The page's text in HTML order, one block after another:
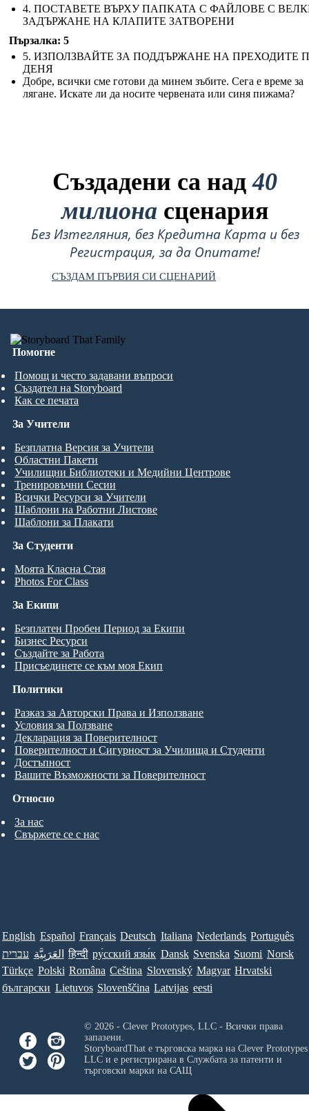
4. ПОСТАВЕТЕ ВЪРХУ ПАПКАТА С ФАЙЛОВЕ С
ЗАДЪРЖАНЕ НА КЛАПИТЕ ЗАТВОРЕНИ
Пързалка: 5
5. ИЗПОЛЗВАЙТЕ ЗА ПОДДЪРЖАНЕ НА ПРЕХОДИТЕ
ДЕНЯ
Добре, всички сме готови да минем зъбите. Сега е време за
лягане. Искате ли да носите червената или синя пижама?
Създадени са над40
милиона сценария
Без Изтегляния, без Кредитна Карта и без
Регистрация, за да Опитате!
СЪЗДАМ ПЪРВИЯ СИ СЦЕНАРИЙ
Помогне
Помощ и често задавани въпроси
Създател на Storyboard
Как се печата
За Студенти
Моята Класна Стая
Photos For Class
За Учители
Безплатна Версия за Учители
Областни Пакети
Училищни Библиотеки и Медийни Центрове
Тренировъчни Сесии
Всички Ресурси за Учители
Шаблони на Работни Листове
Шаблони за Плакати
За Екипи
Безплатен Пробен Период за Екипи
Бизнес Ресурси
Създайте за Работа
Присъединете се към моя Екип
Относно
За нас
Свържете се с нас
Политики
Разказ за Авторски Права и Използване
Условия за Ползване
Декларация за Поверителност
Поверителност и Сигурност за Училища и Студенти
Достъпност
Вашите Възможности за Поверителност
English Español Français Deutsch Italiana Nederlands Português
עברית العَرَبِيَّة हिन्दी ру́сский язы́к Dansk Svenska Suomi Norsk
Türkçe Polski Româna Ceština Slovenský Magyar Hrvatski
български Lietuvos Slovenščina Latvijas eesti
© 2026 - Clever Prototypes, LLC - Всички права
запазени.
StoryboardThat е търговска марка на Clever
LLCи е регистрирана в Службата за патенти и
търговски марки на САЩ